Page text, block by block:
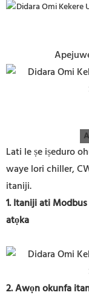
Lati le ṣe iṣeduro
waye lori chiller,
itaniji.
1.Itaniji ati Modbus
atọka
2. Awọn okunfa